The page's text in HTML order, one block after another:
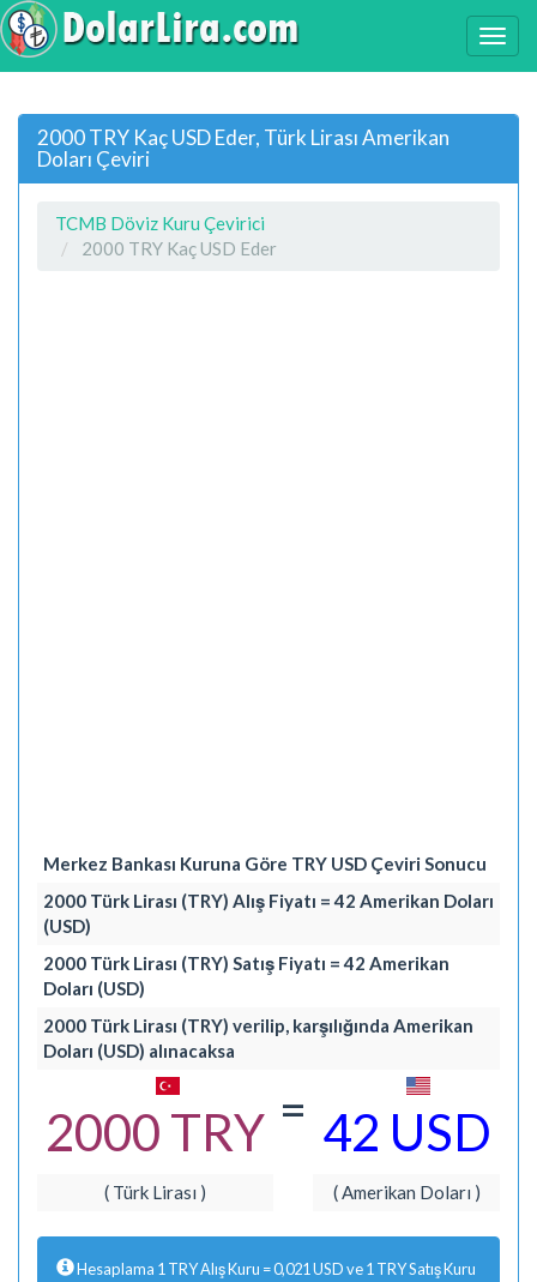
2000 TRY Kaç USD Eder, Türk Lirası Amerikan
Doları Çeviri
TCMB Döviz Kuru Çevirici
2000 TRY Kaç USD Eder
Merkez Bankası Kuruna Göre TRY USD Çeviri Sonucu
2000 Türk Lirası (TRY) Alış Fiyatı = 42 Amerikan Doları
(USD)
2000 Türk Lirası (TRY) Satış Fiyatı = 42 Amerikan
Doları (USD)
2000 Türk Lirası (TRY) verilip, karşılığında Amerikan
Doları (USD) alınacaksa
2000 TRY = 42 USD
( Türk Lirası ) ( Amerikan Doları )
Hesaplama 1 TRY Alış Kuru = 0,021 USD ve 1 TRY Satış Kuru